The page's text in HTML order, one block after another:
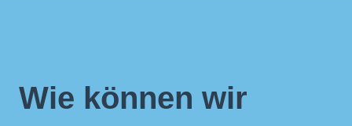
Wie können wir